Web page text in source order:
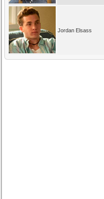
Jordan Elsass